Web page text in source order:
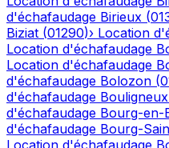
d'échafaudage Birieux (
Biziat (01290)› Location
Location d'échafaudage
Location d'échafaudage
d'échafaudage Bolozon (
d'échafaudage Bouligneux
d'échafaudage Bourg-en-
d'échafaudage Bourg-